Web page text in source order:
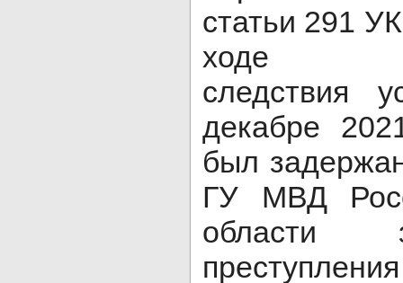
статьи 291
ходе
следствия
декабре
был
ГУ МВД
области